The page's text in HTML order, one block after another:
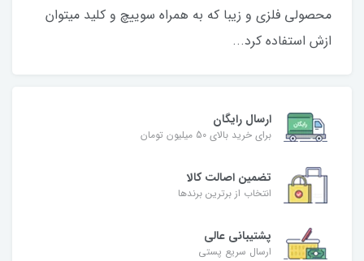
محصولی فلزی و زیبا که به همراه سوییچ و کلید میتوان
ازش استفاده کرد...
ارسال رایگان
برای خرید بالای 50 میلیون تومان
تضمین اصالت کالا
انتخاب از برترین برندها
پشتیبانی عالی
ارسال سریع پستی